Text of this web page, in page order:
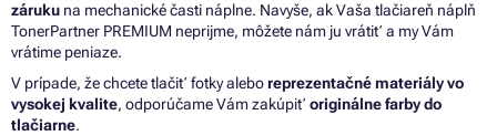
záruku na mechanické časti náplne. Navyše, ak Vaša tlačiareň náplň
TonerPartner PREMIUM neprijme, môžete nám ju vrátiť a my Vám
vrátime peniaze.
V prípade, že chcete tlačiť fotky aleboreprezentačné materiály vo
vysokej kvalite, odporúčame Vám zakúpiť originálne farby do
tlačiarne.